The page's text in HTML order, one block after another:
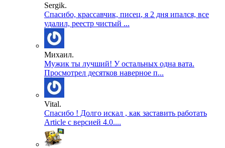
Sergik.
Спасибо, крассавчик, писец, я 2 дня ипался, все
удалил, реестр чистый ...
Михаил.
Мужик ты лучший! У остальных одна вата.
Просмотрел десятков наверное п...
Vital.
Спасибо ! Долго искал , как заставить работать
Article с версией 4.0....